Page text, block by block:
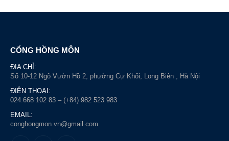
CỔNG HỒNG MÔN
ĐỊA CHỈ:
Số 10-12 Ngõ Vườn Hồ 2, phường Cự Khối, Long Biên , Hà Nội
ĐIỆN THOẠI:
024.668 102 83 – (+84) 982 523 983
EMAIL:
conghongmon.vn@gmail.com